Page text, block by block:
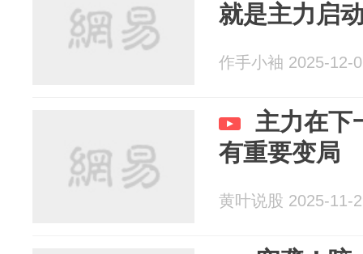
就是主力启
作手小袖 2025-12-
主力在下
有重要变局
黄叶说股 2025-11-